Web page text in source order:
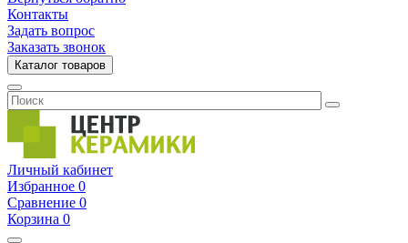
Контакты
Задать вопрос
Заказать звонок
Каталог товаров
Личный кабинет
Избранное 0
Сравнение 0
Корзина 0